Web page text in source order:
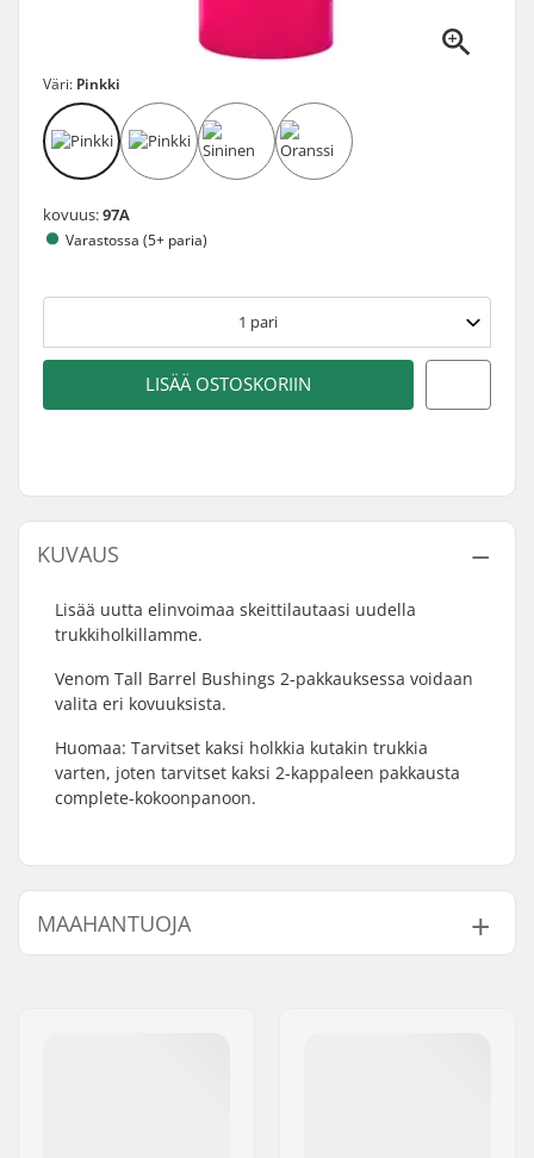
Väri: Pinkki
kovuus:97A
Varastossa (5+ paria)
1 pari
LISÄÄ OSTOSKORIIN
KUVAUS
Lisää uutta elinvoimaa skeittilautaasi uudella
trukkiholkillamme.
Venom Tall Barrel Bushings 2-pakkauksessa voidaan
valita eri kovuuksista.
Huomaa: Tarvitset kaksi holkkia kutakin trukkia
varten, joten tarvitset kaksi 2-kappaleen pakkausta
complete-kokoonpanoon.
MAAHANTUOJA